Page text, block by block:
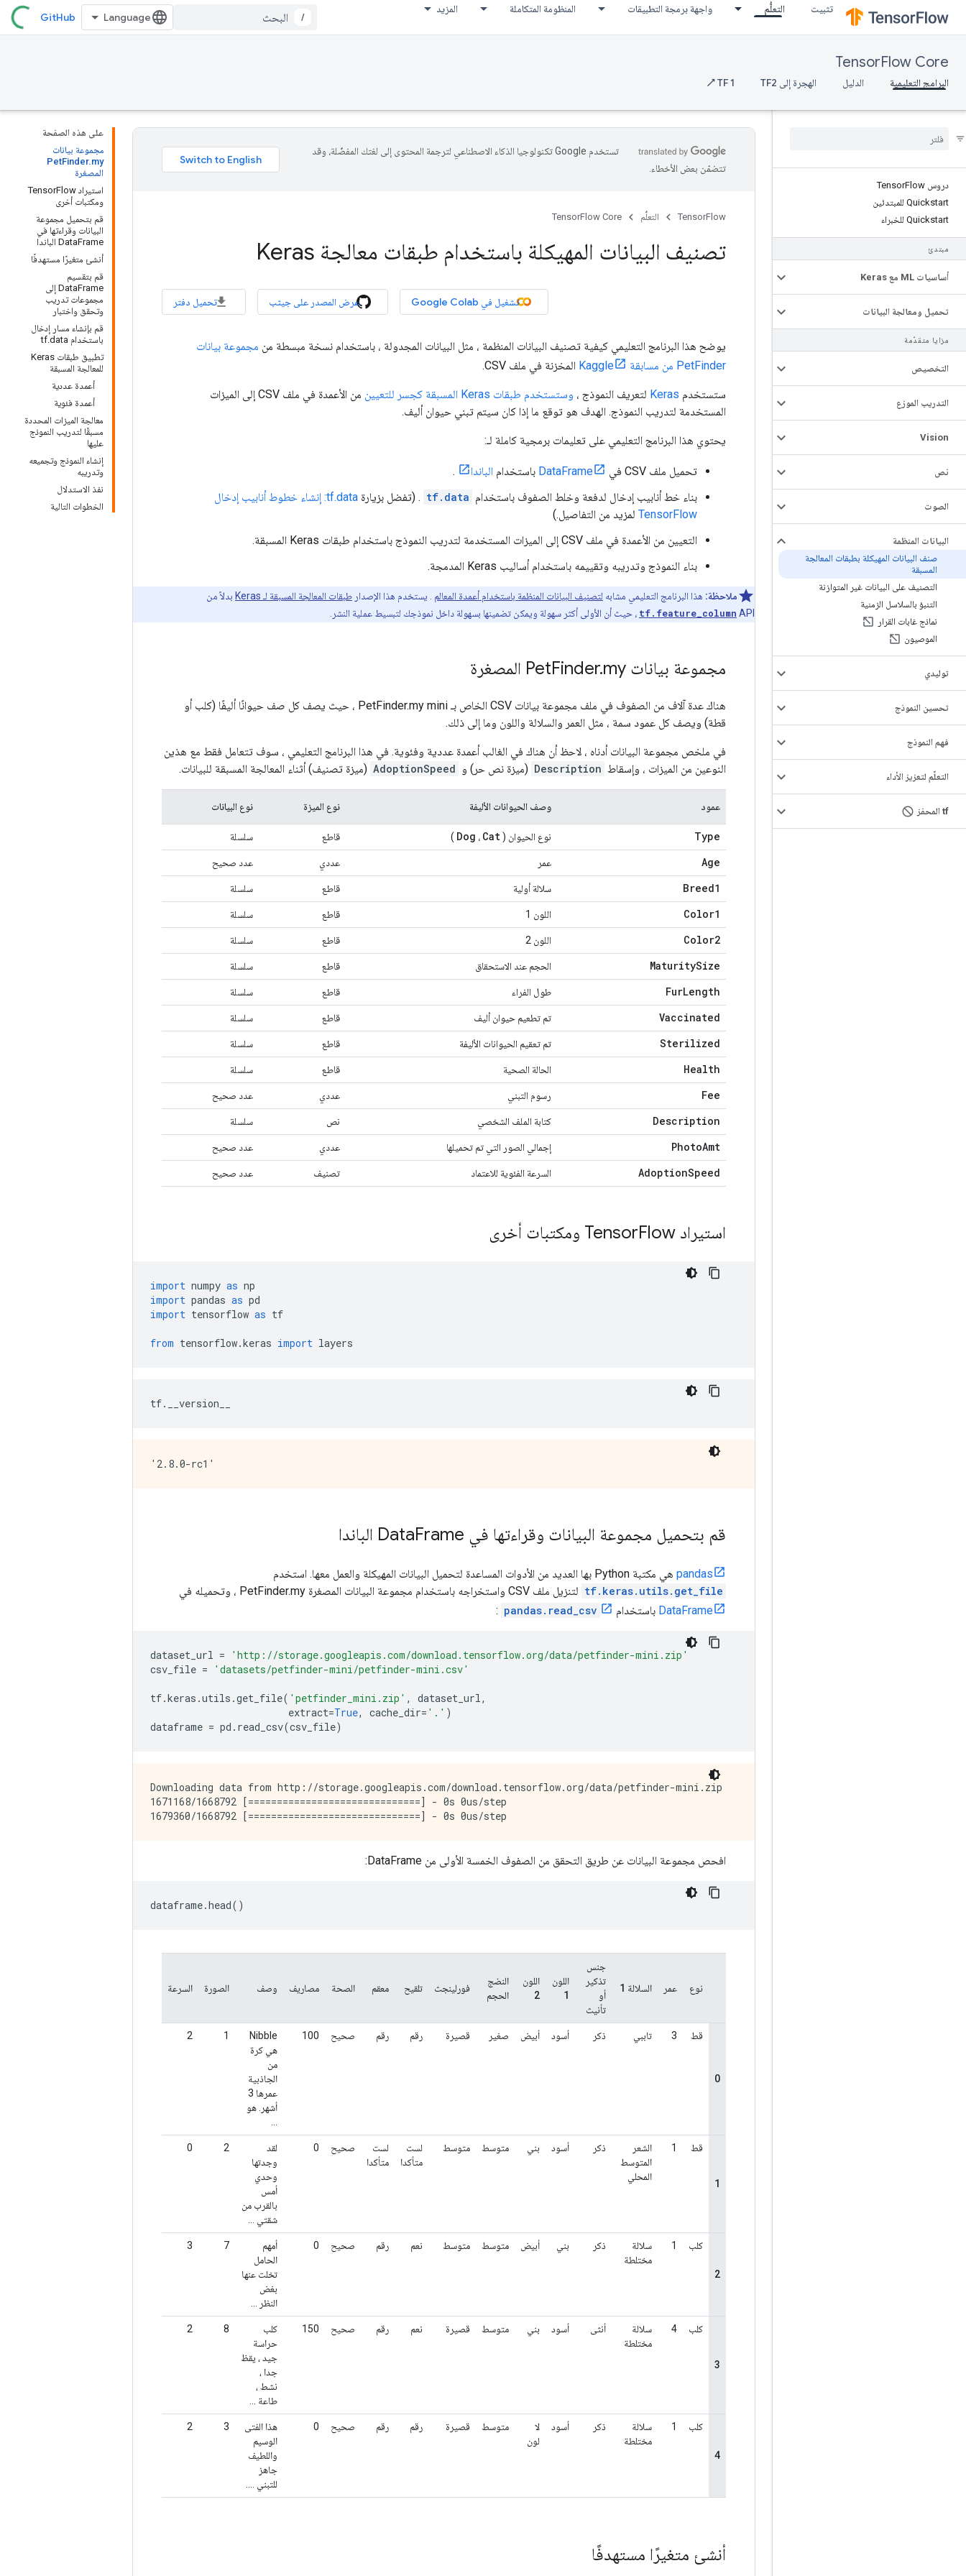
تثبيت التعلُّم واجهة برمجة التطبيقات المنظومة المتكاملة المزيد
/
GitHub
TensorFlow Core
البرامج التعليمية الدليل الهجرة إلى TF2 TF 1 ↗
دروس Tensor Flow
Quickstart للمبتدئين
Quickstart للخبراء
مبتدئ
أساسيات ML مع Keras
تحميل ومعالجة البيانات
مزايا متقدّمة
التخصيص
التدريب الموزع
Vision
نص
الصوت
البيانات المنظمة
صنف البيانات المهيكلة بطبقات المعالجة
المسبقة
التصنيف على البيانات غير المتوازنة
التنبؤ بالسلاسل الزمنية
نماذج غابات القرار
الموصيون
توليدي
تحسين النموذج
فهم النموذج
التعلّم لتعزيز الأداء
tf المحفز
على هذه الصفحة
مجموعة بيانات
PetFinder.my
المصغرة
استيراد TensorFlow
ومكتبات أخرى
قم بتحميل مجموعة
البيانات وقراءتها في
DataFrame الباندا
أنشئ متغيرًا مستهدفًا
قم بتقسيم
DataFrame إلى
مجموعات تدريب
وتحقق واختبار
قم بإنشاء مسار إدخال
باستخدام tf.data
تطبيق طبقات Keras
للمعالجة المسبقة
أعمدة عددية
أعمدة فئوية
معالجة الميزات المحددة
مسبقًا لتدريب النموذج
عليها
إنشاء النموذج وتجميعه
وتدريبه
نفذ الاستدلال
الخطوات التالية
تستخدم Google تكنولوجيا الذكاء الاصطناعي لترجمة المحتوى إلى لغتك المفضّلة، وقد
تتضمّن بعض الأخطاء.
TensorFlow التعلُّم TensorFlow Core
تصنيف البيانات المهيكلة باستخدام طبقات معالجة Keras
تشغيل في Google Colab عرض المصدر على جيثب تحميل دفتر
يوضح هذا البرنامج التعليمي كيفية تصنيف البيانات المنظمة ، مثل البيانات المجدولة ، باستخدام نسخة مبسطة من مجموعة بيانات
PetFinder من مسابقة Kaggle
المخزنة في ملف CSV.
ستستخدم Keras لتعريف النموذج ، وستستخدم طبقات Keras المسبقة كجسر للتعيين
من الأعمدة في ملف CSV إلى الميزات
المستخدمة لتدريب النموذج. الهدف هو توقع ما إذا كان سيتم تبني حيوان أليف.
يحتوي هذا البرنامج التعليمي على تعليمات برمجية كاملة لـ:
تحميل ملف CSV في DataFrame باستخدام الباندا
.
بناء خط أنابيب إدخال لدفعة وخلط الصفوف باستخدام tf.data . (تفضل بزيارة
tf.data: إنشاء خطوط أنابيب إدخال
TensorFlow لمزيد من التفاصيل.)
التعيين من الأعمدة في ملف CSV إلى الميزات المستخدمة لتدريب النموذج باستخدام طبقات Keras المسبقة.
بناء النموذج وتدريبه وتقييمه باستخدام أساليب Keras المدمجة.
ملاحظة: هذا البرنامج التعليمي مشابه لتصنيف البيانات المنظمة باستخدام أعمدة المعالم . يستخدم هذا الإصدار طبقات المعالجة المسبقة لـ Keras
بدلاً من
tf.feature_column API ، حيث أن الأولى أكثر سهولة ويمكن تضمينها بسهولة داخل نموذجك لتبسيط عملية النشر.
مجموعة بيانات Pet Finder.my المصغرة
هناك عدة آلاف من الصفوف في ملف مجموعة بيانات CSV الخاص بـ PetFinder.my mini ، حيث يصف كل صف حيوانًا أليفًا (كلب أو
قطة) ويصف كل عمود سمة ، مثل العمر والسلالة واللون وما إلى ذلك.
في ملخص مجموعة البيانات أدناه ، لاحظ أن هناك في الغالب أعمدة عددية وفئوية. في هذا البرنامج التعليمي ، سوف تتعامل فقط مع هذين
النوعين من الميزات ، وإسقاط Description (ميزة نص حر) و AdoptionSpeed (ميزة تصنيف) أثناء المعالجة المسبقة للبيانات.
عمود وصف الحيوانات الأليفة نوع الميزة نوع البيانات
Type نوع الحيوان ( Dog ، Cat
) قاطع سلسلة
Age عمر عددي عدد صحيح
Breed1 سلالة أولية قاطع سلسلة
Color1 اللون 1 قاطع سلسلة
Color2 اللون 2 قاطع سلسلة
MaturitySize الحجم عند الاستحقاق قاطع سلسلة
FurLength طول الفراء قاطع سلسلة
Vaccinated تم تطعيم حيوان أليف قاطع سلسلة
Sterilized تم تعقيم الحيوانات الأليفة قاطع سلسلة
Health الحالة الصحية قاطع سلسلة
Fee رسوم التبني عددي عدد صحيح
Description كتابة الملف الشخصي نص سلسلة
PhotoAmt إجمالي الصور التي تم تحميلها عددي عدد صحيح
AdoptionSpeed السرعة الفئوية للاعتماد تصنيف عدد صحيح
استيراد Tensor Flow ومكتبات أخرى
import numpy as np
import pandas as pd
import tensorflow as tf
from tensorflow.keras import layers
tf. __version__
قم بتحميل مجموعة البيانات وقراءتها في Data Frame الباندا
pandas هي مكتبة Python بها العديد من الأدوات المساعدة لتحميل البيانات المهيكلة والعمل معها. استخدم
tf.keras.utils.get_file لتنزيل ملف CSV واستخراجه باستخدام مجموعة البيانات المصغرة PetFinder.my ، وتحميله في
DataFrame باستخدام pandas.read_csv
:
dataset_url =
'http://storage.googleapis.com/download.tensorflow.org/data/petfinder-mini.zip'
csv_file = 'datasets/petfinder-mini/petfinder-mini.csv'
tf.keras .utils .get_file( 'petfinder_mini.zip' , dataset_url,
extract=True, cache_dir= '.' )
dataframe = pd . read_csv(csv_file)
Downloading data from http://storage.googleapis.com/download.tensorflow.org/data/petfinder-mini.zip
1671168/1668792 [==============================] - 0s 0us/step
افحص مجموعة البيانات عن طريق التحقق من الصفوف الخمسة الأولى من DataFrame:
dataframe.head()
أنشئ متغيرًا مستهدفًا